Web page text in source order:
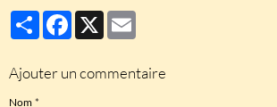
PartagerFacebook
X
Ajouter un commentaire
Nom